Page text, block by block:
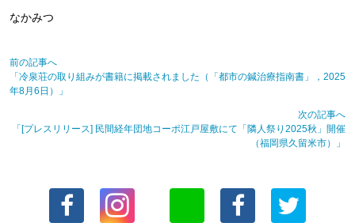
なかみつ
前の記事へ
「冷泉荘の取り組みが書籍に掲載されました（「都市の鍼治療指南書」，2025
年8月6日）」
次の記事へ
「[プレスリリース] 民間経年団地コーポ江戸屋敷にて「隣人祭り2025秋」開催
（福岡県久留米市）」